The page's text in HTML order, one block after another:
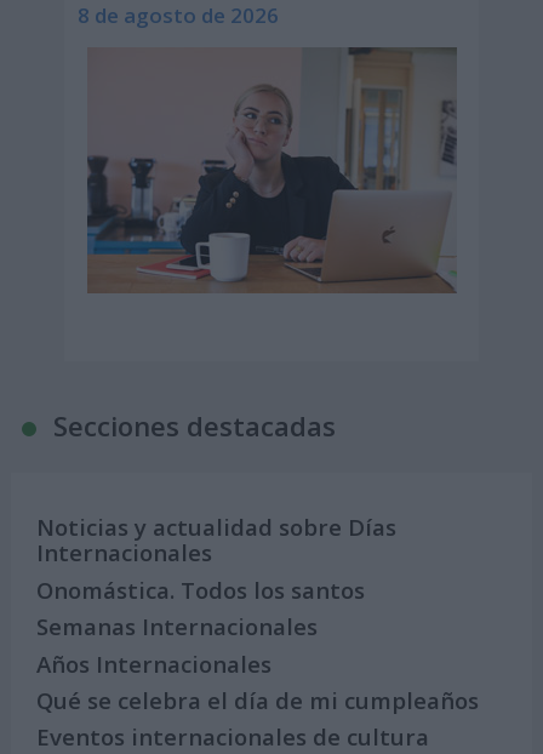
8 de agosto de 2026
Secciones destacadas
Noticias y actualidad sobre Días
Internacionales
Onomástica. Todos los santos
Semanas Internacionales
Años Internacionales
Qué se celebra el día de mi cumpleaños
Eventos internacionales de cultura